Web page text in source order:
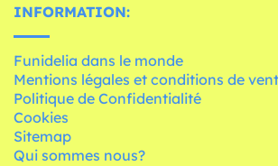
INFORMATION:
Funidelia dans le monde
Mentions légales et conditions de
Politique de Confidentialité
Cookies
Sitemap
Qui sommes nous?